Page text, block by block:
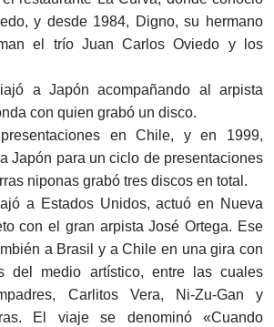
y desde 1984, Digno, su hermano
el trío Juan Carlos Oviedo y los
a Japón acompañando al arpista
con quien grabó un disco.
en Chile, y en 1999,
Japón para un ciclo de presentaciones
niponas grabó tres discos en total.
a Estados Unidos, actuó en Nueva
con el gran arpista José Ortega. Ese
a Brasil y a Chile en una gira con
del medio artístico, entre las cuales
Carlitos Vera, Ni-Zu-Gan y
El viaje se denominó «Cuando